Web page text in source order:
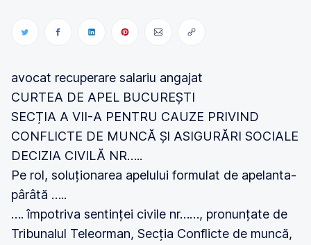
avocat recuperare salariu angajat
CURTEA DE APEL BUCUREȘTI
SECȚIA A VII-A PENTRU CAUZE PRIVIND
CONFLICTE DE MUNCĂ Șl ASIGURĂRI SOCIALE
DECIZIA CIVILĂ NR…..
Pe rol, soluționarea apelului formulat de apelanta-
pârâtă …..
…. împotriva sentinței civile nr……, pronunțate de
Tribunalul Teleorman, Secția Conflicte de muncă,